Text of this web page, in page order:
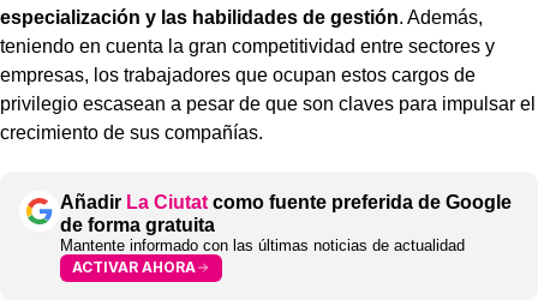
especialización y las habilidades de gestión. Además,
teniendo en cuenta la gran competitividad entre sectores y
empresas, los trabajadores que ocupan estos cargos de
privilegio escasean a pesar de que son claves para impulsar el
crecimiento de sus compañías.
Añadir La Ciutat como fuente preferida de Google
de forma gratuita
Mantente informado con las últimas noticias de actualidad
ACTIVAR AHORA